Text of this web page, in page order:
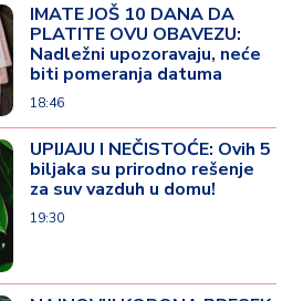
IMATE JOŠ 10 DANA DA
PLATITE OVU OBAVEZU:
Nadležni upozoravaju, neće
biti pomeranja datuma
18:46
UPIJAJU I NEČISTOĆE: Ovih 5
biljaka su prirodno rešenje
za suv vazduh u domu!
19:30